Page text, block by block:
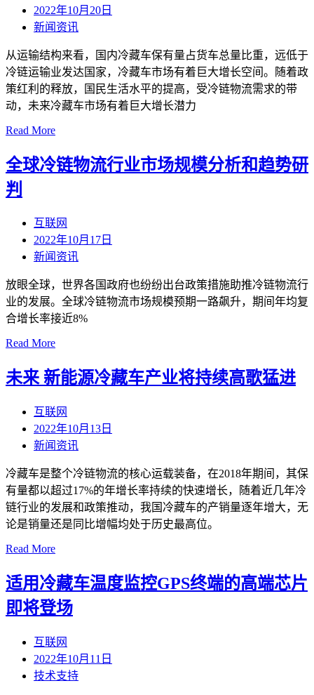
2022年10月20日
新闻资讯
从运输结构来看，国内冷藏车保有量占货车总量比重，远低于
冷链运输业发达国家，冷藏车市场有着巨大增长空间。随着政
策红利的释放，国民生活水平的提高，受冷链物流需求的带
动，未来冷藏车市场有着巨大增长潜力
Read More
全球冷链物流行业市场规模分析和趋势研
判
互联网
2022年10月17日
新闻资讯
放眼全球，世界各国政府也纷纷出台政策措施助推冷链物流行
业的发展。全球冷链物流市场规模预期一路飙升，期间年均复
合增长率接近8%
Read More
未来 新能源冷藏车产业将持续高歌猛进
互联网
2022年10月13日
新闻资讯
冷藏车是整个冷链物流的核心运载装备，在2018年期间，其保
有量都以超过17%的年增长率持续的快速增长，随着近几年冷
链行业的发展和政策推动，我国冷藏车的产销量逐年增大，无
论是销量还是同比增幅均处于历史最高位。
Read More
适用冷藏车温度监控GPS终端的高端芯片
即将登场
互联网
2022年10月11日
技术支持